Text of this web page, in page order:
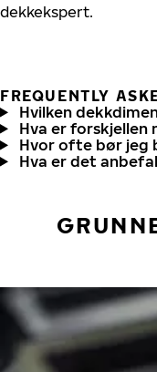
dekkekspert.
FREQUENTLY
Hvilken
Hva er
Hvor ofte bør jeg
Hva er det